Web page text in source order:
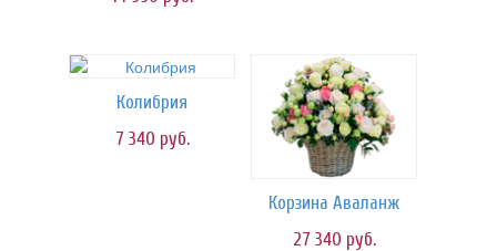
Колибрия
7 340 руб.
Корзина Аваланж
27 340 руб.